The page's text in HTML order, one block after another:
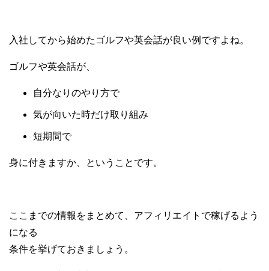
入社してから始めたゴルフや英会話が良い例ですよね。
ゴルフや英会話が、
自分なりのやり方で
気が向いた時だけ取り組み
短期間で
身に付きますか、ということです。
ここまでの情報をまとめて、アフィリエイトで稼げるよう
になる
条件を挙げておきましょう。